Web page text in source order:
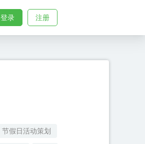
登录 注册
节假日活动策划